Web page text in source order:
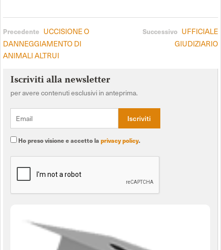
Precedente UCCISIONE O
DANNEGGIAMENTO DI
ANIMALI ALTRUI
Successivo UFFICIALE
GIUDIZIARIO
Iscriviti alla newsletter
per avere contenuti esclusivi in anteprima.
Ho preso visione e accetto la privacy policy.